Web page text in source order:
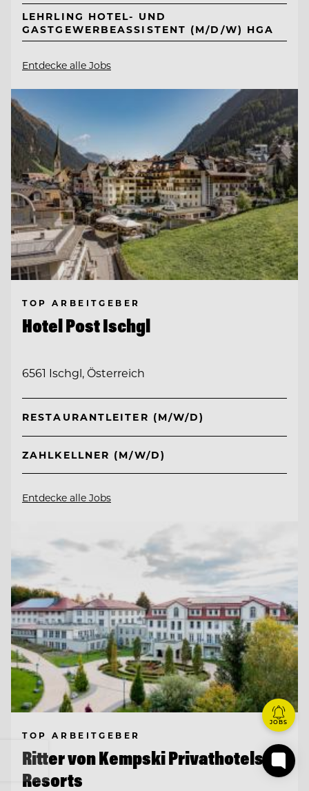
LEHRLING HOTEL- UND
GASTGEWERBEASSISTENT (M/D/W) HGA
Entdecke alle Jobs
TOP ARBEITGEBER
Hotel Post Ischgl
6561 Ischgl, Österreich
RESTAURANTLEITER (M/W/D)
ZAHLKELLNER (M/W/D)
Entdecke alle Jobs
TOP ARBEITGEBER
Ritter von Kempski Privathotels &
Resorts
JOBS